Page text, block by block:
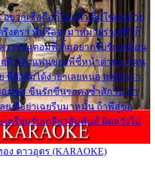
อยากเชื่อถือก็ไม่กล้า ติ๋มใช่คนสวย
รึงตรา พี่หรือจะมาหมายร่วมชีวี ก็
าวๆรุมตอมพี่ ติ๋มอยากรับรักเหมือน
ดี กลัวแฟนของพี่ชี้หน้าด่าทอ ก็คน
ยังลืมได้ง่ายๆเลยหนอ แค่ตัวเรา
มซ่อ ขืนรักขืนรอคงช้ำสักวัน ถ้า
ย พี่อย่าเฉยรีบมาหมั้น ถ้าพี่สู่ขอ
ตรียมรับเกลียวสัมพันธ์ ผิดหวังไม่
ง ดาวอุดร (KARAOKE)